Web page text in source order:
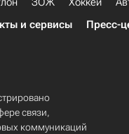
и сервисы Пресс-
связи,
коммуникаций